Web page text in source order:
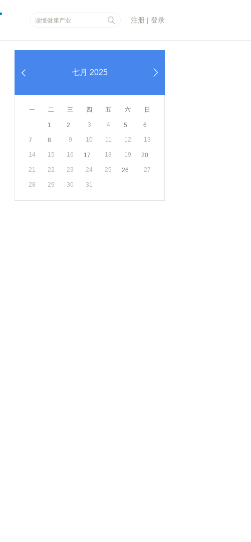
注册 | 登录
七月 2025
一 二 三 四 五 六 日
1 2 3 4 5 6
7 8 9 10 11 12 13
14 15 16 17 18 19 20
21 22 23 24 25 26 27
28 29 30 31